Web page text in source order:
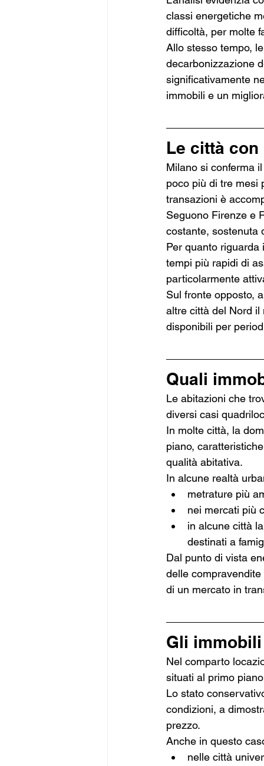
classi energetiche
difficoltà, per molte
Allo stesso tempo,
decarbonizzazione
significativamente
immobili e un
Le città
Milano si conferma
poco più di tre mesi
transazioni è
Seguono Firenze e
costante, sostenuta
Per quanto
tempi più rapidi di
particolarmente
Sul fronte opposto,
altre città del Nord
disponibili per
Quali
Le abitazioni che
diversi casi
In molte città, la
piano,
qualità abitativa.
In alcune realtà
metrature più
nei mercati più
in alcune città
destinati a
Dal punto di vista
delle
di un mercato in
Gli
Nel comparto
situati al primo
Lo stato
condizioni, a
prezzo.
Anche in questo
nelle città